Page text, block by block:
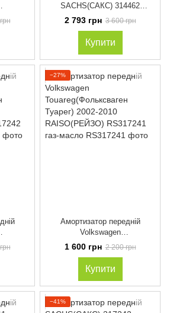
SACHS(САКС) 314462
Volkswagen
Touareg(Фольксваген Туарег)
2002-2010 газ-масло
2 793 грн 3 600 грн
Купити
−27%
Амортизатор передній
Volkswagen
Touareg(Фольксваген Туарег)
2002-2010 RAISO(РЕЙЗО)
RS317241 газ-масло
1 600 грн 2 200 грн
Купити
−41%